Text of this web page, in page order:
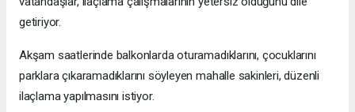
getiriyor.
Akşam saatlerinde balkonlarda oturamadıklarını, çocuklarını
parklara çıkaramadıklarını söyleyen mahalle sakinleri, düzenli
ilaçlama yapılmasını istiyor.